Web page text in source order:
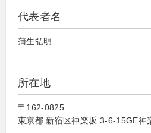
代表者名
蒲生弘明
所在地
〒162-0825
東京都 新宿区神楽坂 3-6-15GE神